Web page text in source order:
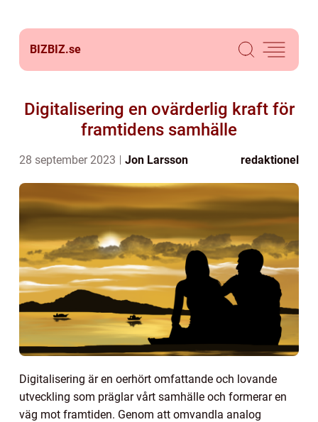
BIZBIZ.se
Digitalisering en ovärderlig kraft för
framtidens samhälle
28 september 2023 Jon Larsson redaktionel
Digitalisering är en oerhört omfattande och lovande
utveckling som präglar vårt samhälle och formerar en
väg mot framtiden. Genom att omvandla analog